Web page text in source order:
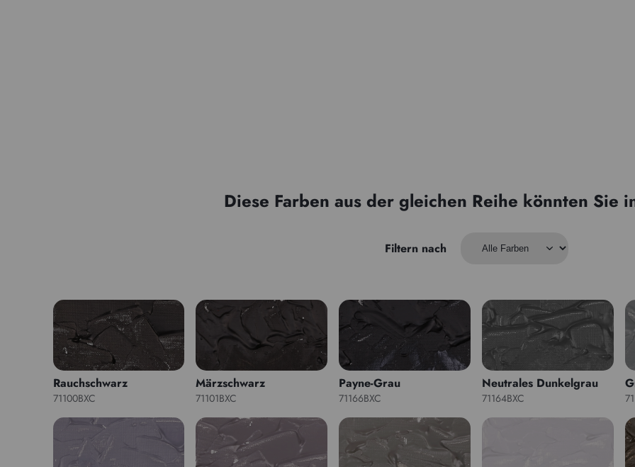
Diese Farben aus der gleichen Reihe könnten Sie
Filtern nach
Rauchschwarz
71100BXC
Märzschwarz
71101BXC
Payne-Grau
71166BXC
Neutrales Dunkelgrau
71164BXC